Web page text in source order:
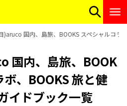
)aruco 国内、島旅、BOOKS スペシャルコラ
国内、島旅、BOOK
、BOOKS 旅と健
イドブック一覧